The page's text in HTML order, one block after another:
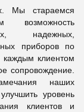
Мы стараемся
возможность
надежных,
приборов по
клиентом
сопровождение.
наших
уровень
клиентов и